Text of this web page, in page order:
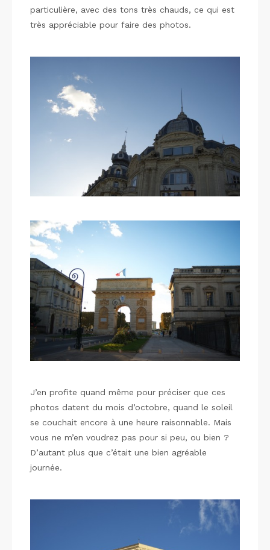
particulière, avec des tons très chauds, ce qui est
très appréciable pour faire des photos.
J’en profite quand même pour préciser que ces
photos datent du mois d’octobre, quand le soleil
se couchait encore à une heure raisonnable. Mais
vous ne m’en voudrez pas pour si peu, ou bien ?
D’autant plus que c’était une bien agréable
journée.